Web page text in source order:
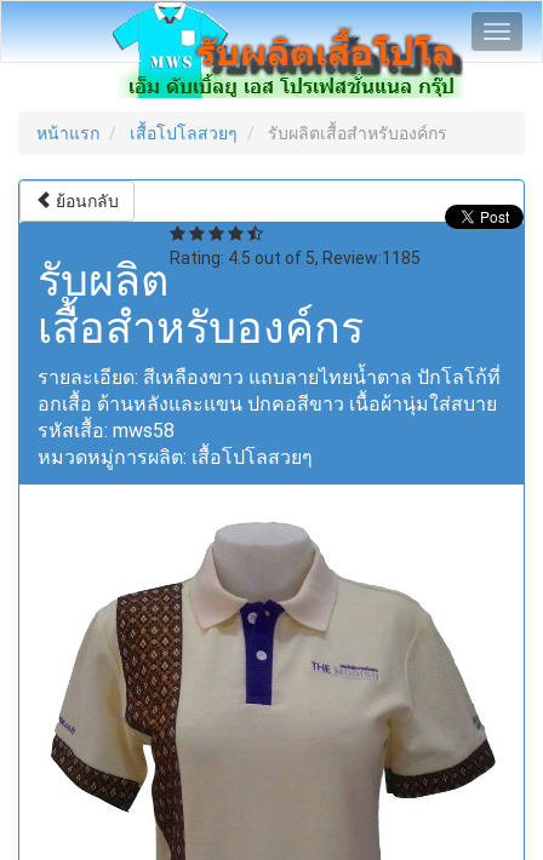
หน้าแรก เสื้อโปโลสวยๆ รับผลิตเสื้อสำหรับองค์กร
ย้อนกลับ
Rating: 4.5 out of 5, Review:1185
รับผลิต
เสื้อสำหรับองค์กร
รายละเอียด: สีเหลืองขาว แถบลายไทยน้ำตาล ปักโลโก้ที่
อกเสื้อ ด้านหลังและแขน ปกคอสีขาว เนื้อผ้านุ่มใส่สบาย
รหัสเสื้อ: mws58
หมวดหมู่การผลิต: เสื้อโปโลสวยๆ